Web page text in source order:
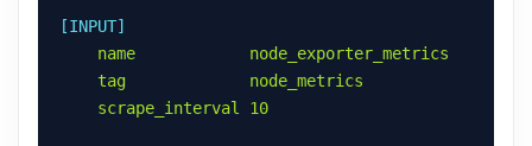
[INPUT]
name            node_exporter_metrics
tag             node_metrics
scrape_interval 10